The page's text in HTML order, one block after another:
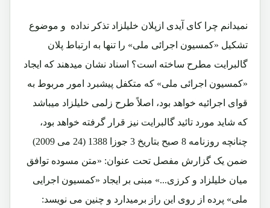
نمیدانم چرا کای آیدی ازپلان خلیلزاد تذکر نداده و موضوع
تشکیل «کمسیون اجرائی ملی» را تنها به ارتباط پلان
گالبرایت مطرح ساخته است؟ اسناد نشان میدهند که ایجاد
«کمسیون اجرائی ملی» که متکفل پیشبرد امور مربوط به
قوای اجرائیه خواهد بود، اصلاً طرح زلمی خلیلزاد میباشد
که شاید مورد تائید گالبرایت نیز قرار گرفته خواهد بود،
چنانچه روزنامه 8 صبح بتاریخ 3 جوزا 1388 (24 می 2009)
ضمن یک گزارش مفصل تحت عنوان: «متن مسوده توافق
میان خلیلزاد و کرزی...» مبنی بر ایجاد «کمسیون اجرایی
ملی» پرده از روی این راز برمیدارد و چنین می نویسد: